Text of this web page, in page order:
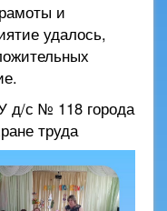
и
удалось,
с № 118 города
труда